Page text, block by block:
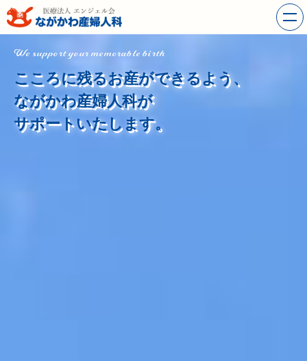
We support your memorable birth
こころに残るお産ができるよう、
ながかわ産婦人科が
サポートいたします。